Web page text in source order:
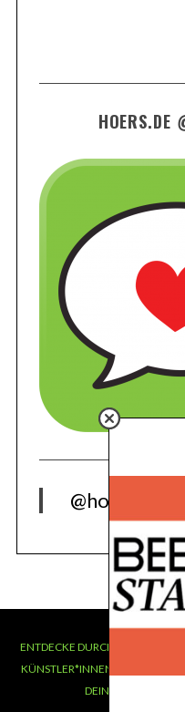
HOERS.DE
@hoers.de
ENTDECKE DURCH HOERS
KÜNSTLER*INNEN KENNEN UND
DEINER NÄHE